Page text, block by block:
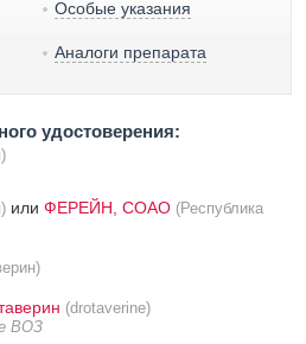
Особые указания
Аналоги препарата
удостоверения:
или ФЕРЕЙН, СОАО (Республика
(drotaverine)
ВОЗ